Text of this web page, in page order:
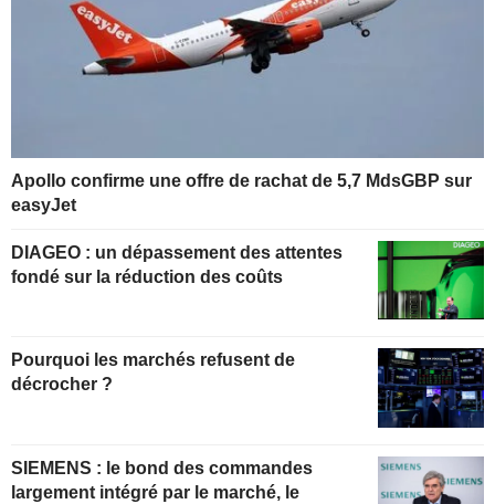
Apollo confirme une offre de rachat de 5,7 MdsGBP sur
easyJet
DIAGEO : un dépassement des attentes
fondé sur la réduction des coûts
Pourquoi les marchés refusent de
décrocher ?
SIEMENS : le bond des commandes
largement intégré par le marché, le